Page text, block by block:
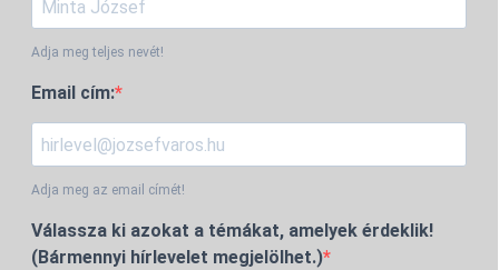
Adja meg teljes nevét!
Email cím:
Adja meg az email címét!
Válassza ki azokat a témákat, amelyek érdeklik!
(Bármennyi hírlevelet megjelölhet.)